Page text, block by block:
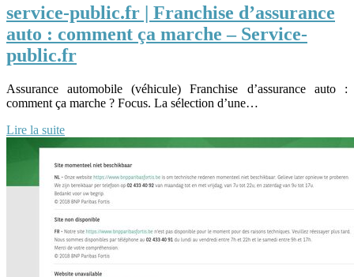
service-public.fr | Franchise d’assurance
auto : comment ça marche – Service-
public.fr
Assurance automobile (véhicule) Franchise d’assurance auto :
comment ça marche ? Focus. La sélection d’une…
Lire la suite